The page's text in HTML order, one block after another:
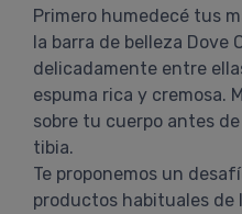
Primero humedecé tus
la barra de belleza Dove
delicadamente entre
espuma rica y cremosa.
sobre tu cuerpo antes
tibia.
Te proponemos un
productos habituales de